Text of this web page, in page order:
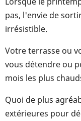
pas, l'envie de
irrésistible.
Votre terrasse ou
vous détendre ou
mois les plus
Quoi de plus
extérieures pour